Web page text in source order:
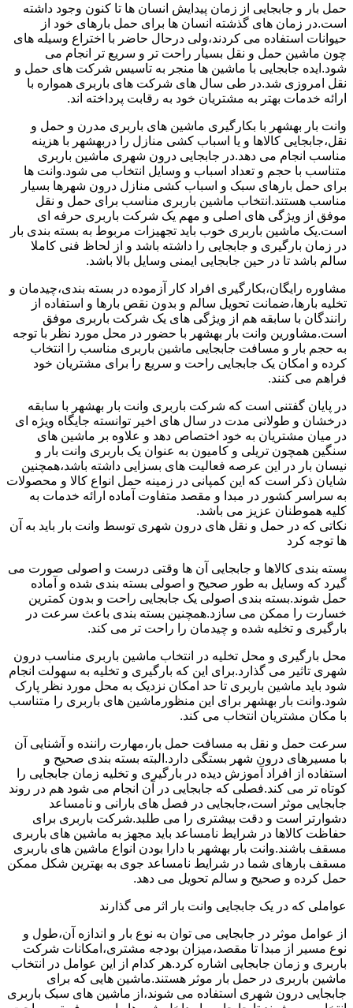
حمل بار و جابجایی از زمان پیدایش انسان ها تا کنون وجود داشته
است.در زمان های گذشته انسان ها برای حمل بارهای خود از
حیوانات استفاده می کردند،ولی درحال حاضر با اختراع وسیله های
چون ماشین حمل و نقل بسیار راحت تر و سریع تر انجام می
شود.ایده جابجایی با ماشین ها منجر به تاسیس شرکت های حمل و
نقل امروزی شد.در طی سال های شرکت های باربری همواره با
ارائه خدمات بهتر به مشتریان خود به رقابت پرداخته اند.
وانت بار بهشهر با بکارگیری ماشین های باربری مدرن و حمل و
نقل،جابجایی کالاها و یا اسباب کشی منازل را دربهشهر با هزینه
مناسب انجام می دهد.در جابجایی درون شهری ماشین باربری
متناسب با حجم و تعداد اسباب و وسایل انتخاب می شود.وانت ها
برای حمل بارهای سبک و اسباب کشی منازل درون شهرها بسیار
مناسب هستند.انتخاب ماشین باربری مناسب برای حمل و نقل
موفق از ویژگی های اصلی و مهم یک شرکت باربری حرفه ای
است.یک ماشین باربری خوب باید تجهیزات مربوط به بسته بندی بار
در زمان بارگیری و جابجایی را داشته باشد و از لحاظ فنی کاملا
سالم باشد تا در حین جابجایی ایمنی وسایل بالا باشد.
مشاوره رایگان،بکارگیری افراد کار آزموده در بسته بندی،چیدمان و
تخلیه بارها،ضمانت تحویل سالم و بدون نقص بارها و استفاده از
رانندگان با سابقه هم از ویژگی های یک شرکت باربری موفق
است.مشاورین وانت بار بهشهر با حضور در محل مورد نظر با توجه
به حجم بار و مسافت جابجایی ماشین باربری مناسب را انتخاب
کرده و امکان یک جابجایی راحت و سریع را برای مشتریان خود
فراهم می کنند.
در پایان گفتنی است که شرکت باربری وانت بار بهشهر با سابقه
درخشان و طولانی مدت در سال های اخیر توانسته جایگاه ویژه ای
در میان مشتریان به خود اختصاص دهد و علاوه بر ماشین های
سنگین همچون تریلی و کامیون به عنوان یک باربری وانت بار و
نیسان بار در این عرصه فعالیت های بسزایی داشته باشد،همچنین
شایان ذکر است که این کمپانی در زمینه حمل انواع کالا و محصولات
به سراسر کشور در مبدا و مقصد متفاوت آماده ارائه خدمات به
کلیه هموطنان عزیز می باشد.
نکاتی که در حمل و نقل های درون شهری توسط وانت بار باید به آن
ها توجه کرد
بسته بندی کالاها و جابجایی آن ها وقتی درست و اصولی صورت می
گیرد که وسایل به طور صحیح و اصولی بسته بندی شده و آماده
حمل شوند.بسته بندی اصولی یک جابجایی راحت و بدون کمترین
خسارت را ممکن می سازد.همچنین بسته بندی باعث سرعت در
بارگیری و تخلیه شده و چیدمان را راحت تر می کند.
محل بارگیری و محل تخلیه در انتخاب ماشین باربری مناسب درون
شهری تاثیر می گذارد.برای این که بارگیری و تخلیه به سهولت انجام
شود باید ماشین باربری تا حد امکان نزدیک به محل مورد نظر پارک
شود.وانت بار بهشهر برای این منظورماشین های باربری را متناسب
با مکان مشتریان انتخاب می کند.
سرعت حمل و نقل به مسافت حمل بار،مهارت راننده و آشنایی آن
با مسیرهای درون شهر بستگی دارد.البته بسته بندی صحیح و
استفاده از افراد آموزش دیده در بارگیری و تخلیه زمان جابجایی را
کوتاه تر می کند.فصلی که جابجایی در آن انجام می شود هم در روند
جابجایی موثر است،جابجایی در فصل های بارانی و نامساعد
دشوارتر است و دقت بیشتری را می طلبد.شرکت باربری برای
حفاظت کالاها در شرایط نامساعد باید مجهز به ماشین های باربری
مسقف باشند.وانت بار بهشهر با دارا بودن انواع ماشین های باربری
مسقف بارهای شما در شرایط نامساعد جوی به بهترین شکل ممکن
حمل کرده و صحیح و سالم تحویل می دهد.
عواملی که در یک جابجایی وانت بار اثر می گذارند
از عوامل موثر در جابجایی می توان به نوع بار و اندازه آن،طول و
نوع مسیر از مبدا تا مقصد،میزان بودجه مشتری،امکانات شرکت
باربری و زمان جابجایی اشاره کرد.هر کدام از این عوامل در انتخاب
ماشین باربری در حمل بار موثر هستند.ماشین هایی که برای
جابجایی درون شهری استفاده می شوند،از ماشین های سبک باربری